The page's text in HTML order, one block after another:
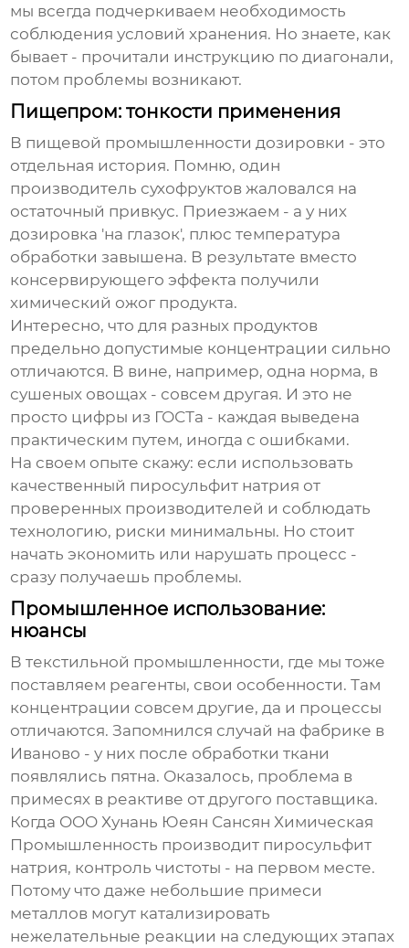
мы всегда подчеркиваем необходимость
соблюдения условий хранения. Но знаете, как
бывает - прочитали инструкцию по диагонали,
потом проблемы возникают.
Пищепром: тонкости применения
В пищевой промышленности дозировки - это
отдельная история. Помню, один
производитель сухофруктов жаловался на
остаточный привкус. Приезжаем - а у них
дозировка 'на глазок', плюс температура
обработки завышена. В результате вместо
консервирующего эффекта получили
химический ожог продукта.
Интересно, что для разных продуктов
предельно допустимые концентрации сильно
отличаются. В вине, например, одна норма, в
сушеных овощах - совсем другая. И это не
просто цифры из ГОСТа - каждая выведена
практическим путем, иногда с ошибками.
На своем опыте скажу: если использовать
качественный пиросульфит натрия от
проверенных производителей и соблюдать
технологию, риски минимальны. Но стоит
начать экономить или нарушать процесс -
сразу получаешь проблемы.
Промышленное использование:
нюансы
В текстильной промышленности, где мы тоже
поставляем реагенты, свои особенности. Там
концентрации совсем другие, да и процессы
отличаются. Запомнился случай на фабрике в
Иваново - у них после обработки ткани
появлялись пятна. Оказалось, проблема в
примесях в реактиве от другого поставщика.
Когда OOO Хунань Юеян Сансян Химическая
Промышленность производит пиросульфит
натрия, контроль чистоты - на первом месте.
Потому что даже небольшие примеси
металлов могут катализировать
нежелательные реакции на следующих этапах